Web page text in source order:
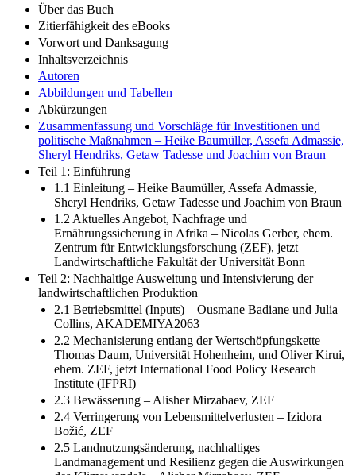
Über das Buch
Zitierfähigkeit des eBooks
Vorwort und Danksagung
Inhaltsverzeichnis
Autoren
Abbildungen und Tabellen
Abkürzungen
Zusammenfassung und Vorschläge für Investitionen und
politische Maßnahmen – Heike Baumüller, Assefa Admassie,
Sheryl Hendriks, Getaw Tadesse und Joachim von Braun
Teil 1: Einführung
1.1 Einleitung – Heike Baumüller, Assefa Admassie,
Sheryl Hendriks, Getaw Tadesse und Joachim von Braun
1.2 Aktuelles Angebot, Nachfrage und
Ernährungssicherung in Afrika – Nicolas Gerber, ehem.
Zentrum für Entwicklungsforschung (ZEF), jetzt
Landwirtschaftliche Fakultät der Universität Bonn
Teil 2: Nachhaltige Ausweitung und Intensivierung der
landwirtschaftlichen Produktion
2.1 Betriebsmittel (Inputs) – Ousmane Badiane und Julia
Collins, AKADEMIYA2063
2.2 Mechanisierung entlang der Wertschöpfungskette –
Thomas Daum, Universität Hohenheim, und Oliver Kirui,
ehem. ZEF, jetzt International Food Policy Research
Institute (IFPRI)
2.3 Bewässerung – Alisher Mirzabaev, ZEF
2.4 Verringerung von Lebensmittelverlusten – Izidora
Božić, ZEF
2.5 Landnutzungsänderung, nachhaltiges
Landmanagement und Resilienz gegen die Auswirkungen